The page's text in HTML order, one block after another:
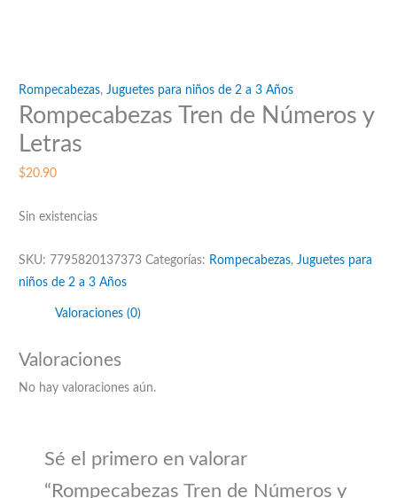
Rompecabezas,Juguetes para niños de 2 a 3 Años
Rompecabezas Tren de Números y
Letras
$20.90
Sin existencias
SKU: 7795820137373 Categorías: Rompecabezas,Juguetes para
niños de 2 a 3 Años
Valoraciones (0)
Valoraciones
No hay valoraciones aún.
Sé el primero en valorar
“Rompecabezas Tren de Números y